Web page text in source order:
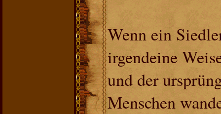
Wenn ein
irgendeine
und der
Menschen